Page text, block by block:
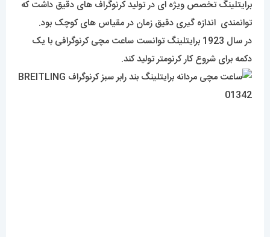
برایتلینگ تخصص ویژه ای در تولید کرنوگراف های دقیق داشت که
توانمندی اندازه گیری دقیق زمان در مقیاس های کوچک بود.
در سال 1923 برایتلینگ توانست ساعت مچی کرنوگرافی با یک
دکمه برای شروع کار کرنومتر تولید کند.